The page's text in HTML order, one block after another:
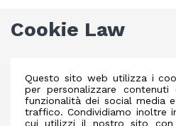
Cookie Law
Questo sito web utilizza i
per personalizzare
funzionalità dei social media
traffico. Condividiamo inoltre
cui utilizzi il nostro sito